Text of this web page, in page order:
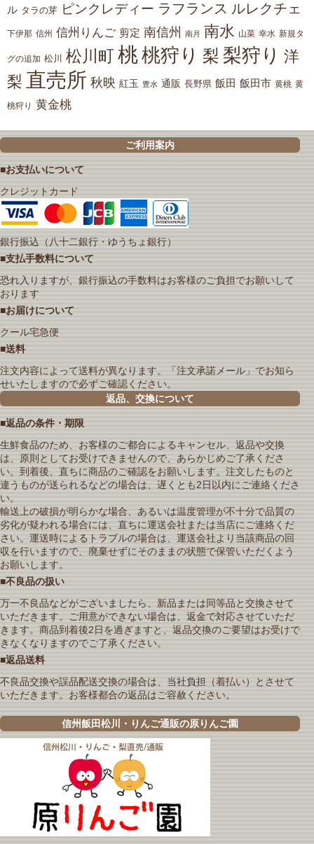
ル タラの芽 ピンクレディー ラフランス ルレクチェ
下伊那 信州 信州りんご 剪定 南信州 南月 南水 山菜 幸水 新規タ
グの追加 松川 松川町 桃桃狩り 梨 梨狩り 洋
梨 直売所 秋映 紅玉 豊水 通販 長野県 飯田 飯田市 黄桃 黄
桃狩り 黄金桃
ご利用案内
■お支払いについて
クレジットカード
銀行振込（八十二銀行・ゆうちょ銀行）
■支払手数料について
恐れ入りますが、銀行振込の手数料はお客様のご負担でお願いして
おります
■お届けについて
クール宅急便
■送料
注文内容によって送料が異なります。「注文承諾メール」でお知ら
せいたしますので必ずご確認ください。
返品、交換について
■返品の条件・期限
生鮮食品のため、お客様のご都合によるキャンセル、返品や交換
は、原則としてお受けできませんので、あらかじめご了承くださ
い。到着後、直ちに商品のご確認をお願いします。注文したものと
違うものが送られるなどの場合は、遅くとも2日以内にご連絡くださ
い。
輸送上の破損が明らかな場合、あるいは温度管理が不十分で品質の
劣化が疑われる場合には、直ちに運送会社または当店にご連絡くだ
さい。運送時によるトラブルの場合は、運送会社より当該商品の回
収を行いますので、廃棄せずにそのままの状態で保管いただくよう
お願いします。
■不良品の扱い
万一不良品などがございましたら、新品または同等品と交換させて
いただきます。ご用意ができない場合は、返金で対応させていただ
きます。商品到着後2日を過ぎますと、返品交換のご要望はお受けで
きなくなりますのでご了承ください。
■返品送料
不良品交換や誤品配送交換の場合は、当社負担（着払い）とさせて
いただきます。お客様都合の返品はご容赦ください。
信州飯田松川・りんご通販の原りんご園